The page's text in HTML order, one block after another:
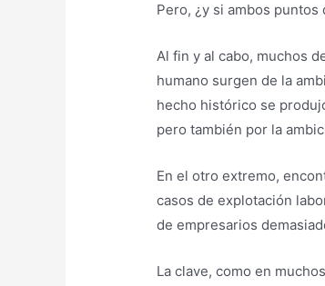
Pero, ¿y si ambos
Al fin y al cabo, muchos
humano surgen de la
hecho histórico se
pero también por la
En el otro extremo,
casos de explotación
de empresarios
La clave, como en